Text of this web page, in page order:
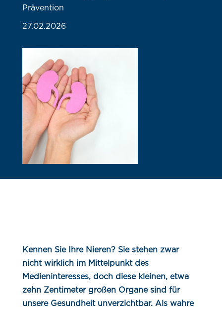
Prävention
27.02.2026
Kennen Sie Ihre Nieren? Sie stehen zwar
nicht wirklich im Mittelpunkt des
Medieninteresses, doch diese kleinen, etwa
zehn Zentimeter großen Organe sind für
unsere Gesundheit unverzichtbar. Als wahre